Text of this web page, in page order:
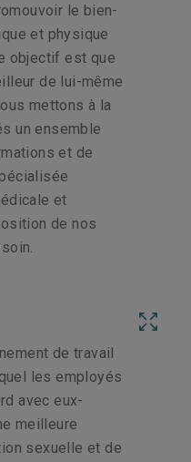
le bien-
et physique
objectif est que
de lui-même
mettons à la
un ensemble
et de
et
de nos
de travail
les employés
avec eux-
meilleure
sexuelle et de